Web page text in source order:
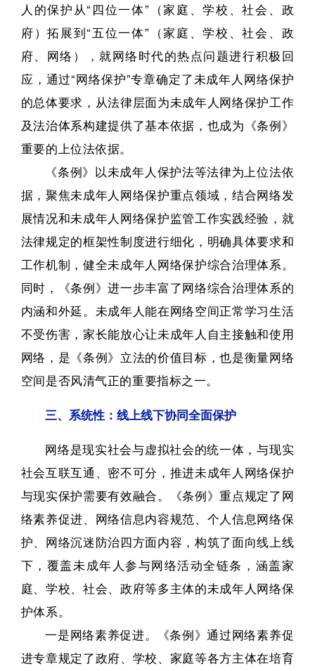
人的保护从“四位一体”（家庭、学校、社会、政
府）拓展到“五位一体”（家庭、学校、社会、政
府、网络），就网络时代的热点问题进行积极回
应，通过“网络保护”专章确定了未成年人网络保护
的总体要求，从法律层面为未成年人网络保护工作
及法治体系构建提供了基本依据，也成为《条例》
重要的上位法依据。
《条例》以未成年人保护法等法律为上位法依
据，聚焦未成年人网络保护重点领域，结合网络发
展情况和未成年人网络保护监管工作实践经验，就
法律规定的框架性制度进行细化，明确具体要求和
工作机制，健全未成年人网络保护综合治理体系。
同时，《条例》进一步丰富了网络综合治理体系的
内涵和外延。 未成年人能在网络空间正常学习生活
不受伤害，家长能放心让未成年人自主接触和使用
网络，是《条例》立法的价值目标，也是衡量网络
空间是否风清气正的重要指标之一。
三、系统性：线上线下协同全面保护
网络是现实社会与虚拟社会的统一体，与现实
社会互联互通、密不可分，推进未成年人网络保护
与现实保护需要有效融合。
《条例》重点规定了网
络素养促进、网络信息内容规范、个人信息网络保
护、网络沉迷防治四方面内容，构筑了面向线上线
下，覆盖未成年人参与网络活动全链条，涵盖家
庭、学校、社会、政府等多主体的未成年人网络保
护体系。
一是网络素养促进。
《条例》通过网络素养促
进专章规定了政府、学校、家庭等各方主体在培育